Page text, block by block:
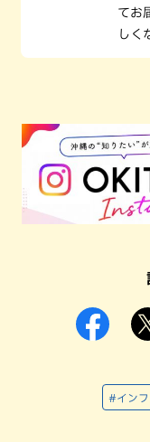
てお
しく
#インフ